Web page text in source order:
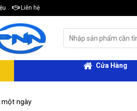
Liên hệ
for:
Cửa Hàng
ngày